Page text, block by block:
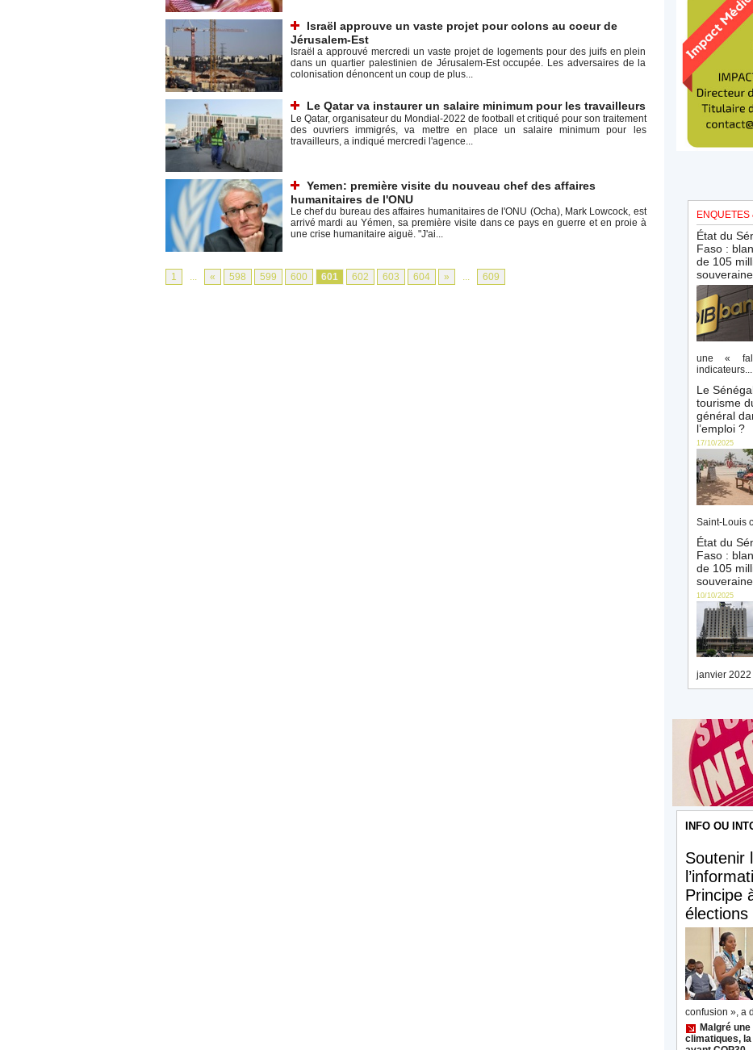
Israël approuve un vaste projet pour colons au coeur de
Jérusalem-Est
Israël a approuvé mercredi un vaste projet de logements pour des juifs en plein
dans un quartier palestinien de Jérusalem-Est occupée. Les adversaires de la
colonisation dénoncent un coup de plus...
Le Qatar va instaurer un salaire minimum pour les travailleurs
Le Qatar, organisateur du Mondial-2022 de football et critiqué pour son traitement
des ouvriers immigrés, va mettre en place un salaire minimum pour les
travailleurs, a indiqué mercredi l'agence...
Yemen: première visite du nouveau chef des affaires
humanitaires de l'ONU
Le chef du bureau des affaires humanitaires de l'ONU (Ocha), Mark Lowcock, est
arrivé mardi au Yémen, sa première visite dans ce pays en guerre et en proie à
une crise humanitaire aiguë. "J'ai...
1 ... « 598 599 600 601 602 603 604 » ... 609
ENQUETES
État du
Faso :
de 105
une «
indicateurs...
Le
tourisme
général
l’emploi ?
17/10/2025
Saint-Louis
État du
Faso :
de 105
10/10/2025
janvier
INFO OU
Soutenir
Principe
élections
confusion », a
Malgré
climatiques,